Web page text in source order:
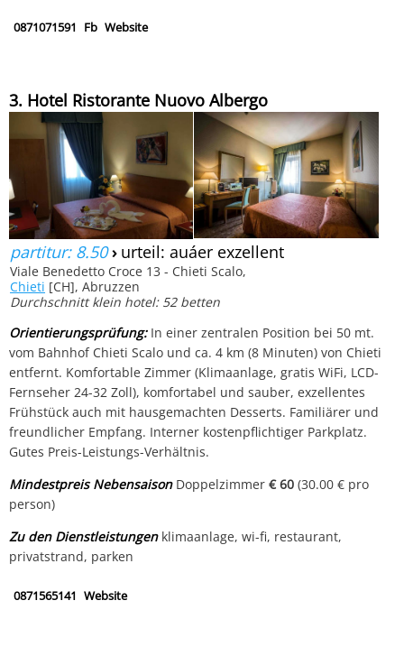
0871071591 Fb Website
3. Hotel Ristorante Nuovo Albergo
partitur: 8.50› urteil: auáer exzellent
Viale Benedetto Croce 13 - Chieti Scalo,
Chieti [CH], Abruzzen
Durchschnitt klein hotel: 52 betten
Orientierungsprüfung:In einer zentralen Position bei 50 mt.
vom Bahnhof Chieti Scalo und ca. 4 km (8 Minuten) von Chieti
entfernt. Komfortable Zimmer (Klimaanlage, gratis WiFi, LCD-
Fernseher 24-32 Zoll), komfortabel und sauber, exzellentes
Frühstück auch mit hausgemachten Desserts. Familiärer und
freundlicher Empfang. Interner kostenpflichtiger Parkplatz.
Gutes Preis-Leistungs-Verhältnis.
Mindestpreis NebensaisonDoppelzimmer€ 60 (30.00 € pro
person)
Zu den Dienstleistungenklimaanlage, wi-fi, restaurant,
privatstrand, parken
0871565141 Website